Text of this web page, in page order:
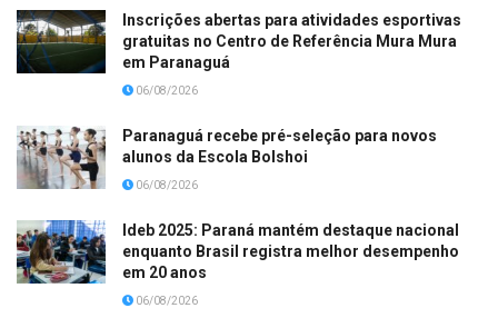
Inscrições abertas para atividades esportivas
gratuitas no Centro de Referência Mura Mura
em Paranaguá
06/08/2026
Paranaguá recebe pré-seleção para novos
alunos da Escola Bolshoi
06/08/2026
Ideb 2025: Paraná mantém destaque nacional
enquanto Brasil registra melhor desempenho
em 20 anos
06/08/2026